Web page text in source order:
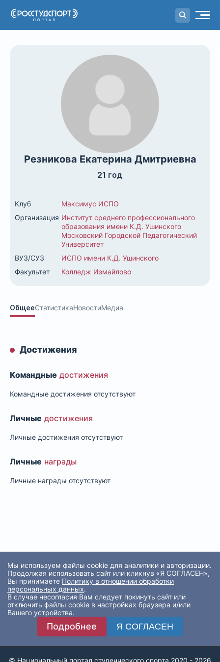
Порталстуденческого спорта
Резникова Екатерина Дмитриевна
21 год
Клуб
Максимус ИСПО
Организация Институт среднего профессионального
образования имени К.Д. Ушинского
Московский Городской Педагогический
Университет
ВУЗ/СУЗ
ИСПО имени К.Д. Ушинского
Факультет
Колледж Измайлово
ОбщееСтатистикаНовостиМедиа
Достижения
Командные достижения
Командные достижения отсутствуют
Личные достижения
Личные достижения отсутствуют
Личные награды
Личные награды отсутствуют
Мы используем файлы cookie для аналитики и авторизации.
Продолжая использовать сайт или кликнув «Я СОГЛАСЕН»,
Вы принимаете Политику в отношении обработки
персональных данных.
В случае несогласия Вам следует покинуть сайт или
отключить файлы cookie в настройках браузера и/или
Вашего устройства.
Подробнее Я СОГЛАСЕН